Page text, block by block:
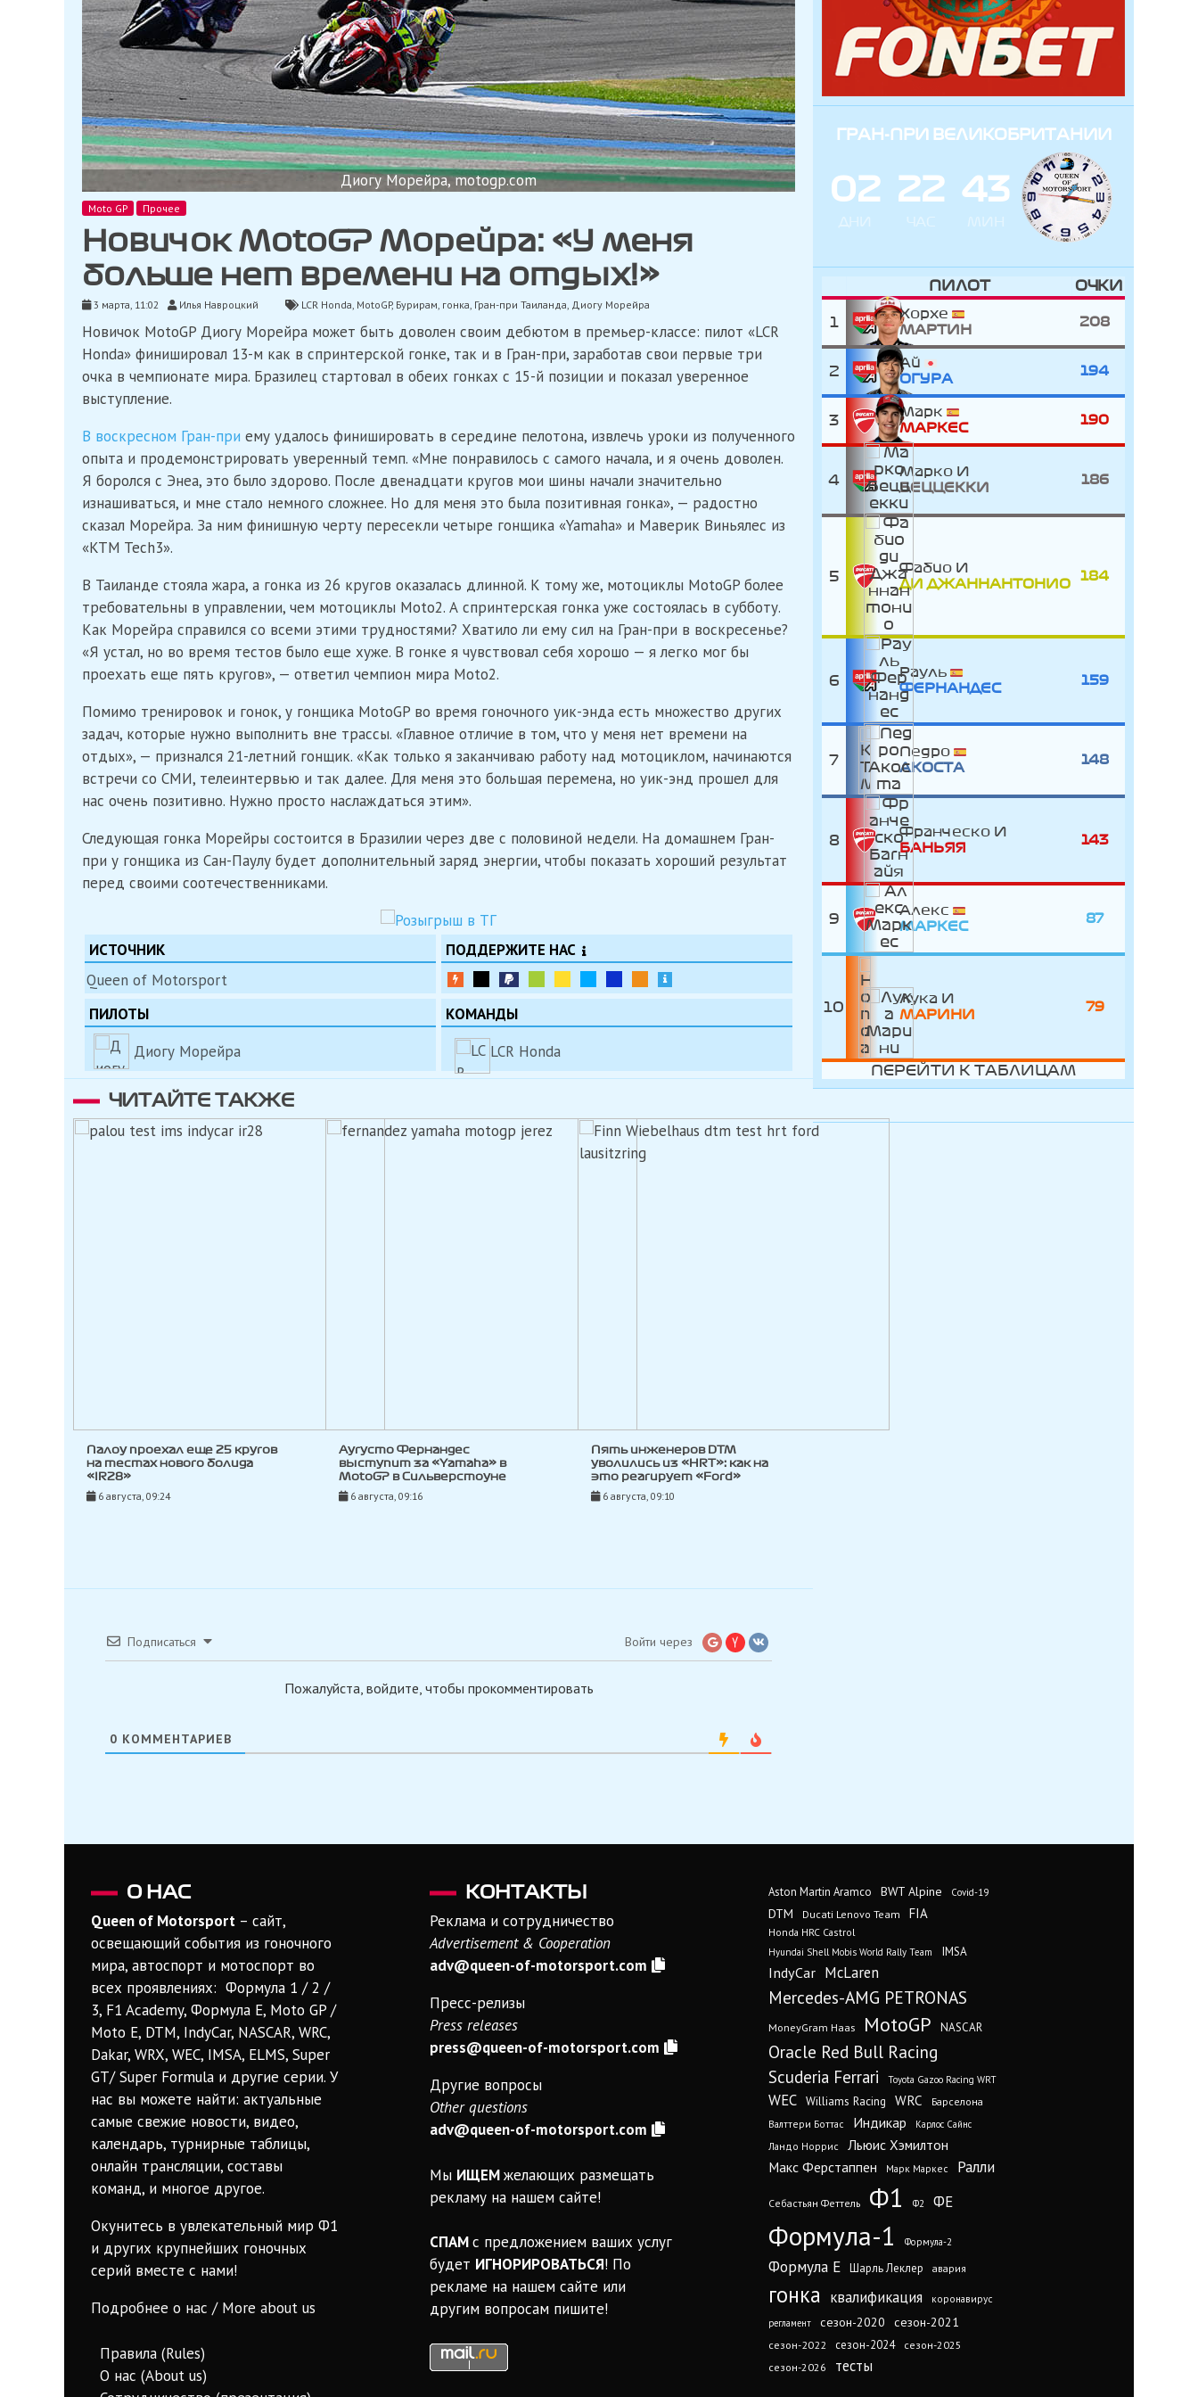
Диогу Морейра, motogp.com
Moto GP Прочее
Новичок MotoGP Морейра: «У меня
больше нет времени на отдых!»
3 марта, 11:02 Илья Навроцкий LCR Honda, MotoGP, Бурирам, гонка, Гран-при Таиланда, Диогу Морейра
Новичок MotoGP Диогу Морейра может быть доволен своим дебютом в премьер-классе: пилот «LCR
Honda» финишировал 13-м как в спринтерской гонке, так и в Гран-при, заработав свои первые три
очка в чемпионате мира. Бразилец стартовал в обеих гонках с 15-й позиции и показал уверенное
выступление.
В воскресном Гран-при ему удалось финишировать в середине пелотона, извлечь уроки из полученного
опыта и продемонстрировать уверенный темп. «Мне понравилось с самого начала, и я очень доволен.
Я боролся с Энеа, это было здорово. После двенадцати кругов мои шины начали значительно
изнашиваться, и мне стало немного сложнее. Но для меня это была позитивная гонка», — радостно
сказал Морейра. За ним финишную черту пересекли четыре гонщика «Yamaha» и Маверик Виньялес из
«KTM Tech3».
В Таиланде стояла жара, а гонка из 26 кругов оказалась длинной. К тому же, мотоциклы MotoGP более
требовательны в управлении, чем мотоциклы Moto2. А спринтерская гонка уже состоялась в субботу.
Как Морейра справился со всеми этими трудностями? Хватило ли ему сил на Гран-при в воскресенье?
«Я устал, но во время тестов было еще хуже. В гонке я чувствовал себя хорошо — я легко мог бы
проехать еще пять кругов», — ответил чемпион мира Moto2.
Помимо тренировок и гонок, у гонщика MotoGP во время гоночного уик-энда есть множество других
задач, которые нужно выполнить вне трассы. «Главное отличие в том, что у меня нет времени на
отдых», — признался 21-летний гонщик. «Как только я заканчиваю работу над мотоциклом, начинаются
встречи со СМИ, телеинтервью и так далее. Для меня это большая перемена, но уик-энд прошел для
нас очень позитивно. Нужно просто наслаждаться этим».
Следующая гонка Морейры состоится в Бразилии через две с половиной недели. На домашнем Гран-
при у гонщика из Сан-Паулу будет дополнительный заряд энергии, чтобы показать хороший результат
перед своими соотечественниками.
ИСТОЧНИК
Queen of Motorsport
ПОДДЕРЖИТЕ НАС
ПИЛОТЫ
Диогу Морейра
КОМАНДЫ
LCR Honda
ЧИТАЙТЕ ТАКЖЕ
Палоу проехал еще 25 кругов
на тестах нового болида
«IR28»
6 августа, 09:24
Аугусто Фернандес
выступит за «Yamaha» в
MotoGP в Сильверстоуне
6 августа, 09:16
Пять инженеров DTM
уволились из «HRT»: как на
это реагирует «Ford»
6 августа, 09:10
Подписаться Войти через
Пожалуйста, войдите, чтобы прокомментировать
0 КОММЕНТАРИЕВ
ГРАН-ПРИ ВЕЛИКОБРИТАНИИ
02
ДНИ
22
ЧАС
43
МИН
ПИЛОТ ОЧКИ
1
Хорхе
МАРТИН
208
2
Ай
ОГУРА
194
3
Марк
МАРКЕС
190
4
Марко
БЕЦЦЕККИ
186
5
Фабио
ДИ ДЖАННАНТОНИО
184
6
Рауль
ФЕРНАНДЕС
159
7
Педро
АКОСТА
148
8
Франческо
БАНЬЯЯ
143
9
Алекс
МАРКЕС
87
10
Лука
МАРИНИ
79
ПЕРЕЙТИ К ТАБЛИЦАМ
О НАС
Queen of Motorsport – сайт,
освещающий события из гоночного
мира, автоспорт и мотоспорт во
всех проявлениях: Формула 1 / 2 /
3, F1 Academy, Формула Е, Moto GP /
Moto E, DTM, IndyCar, NASCAR, WRC,
Dakar, WRX, WEC, IMSA, ELMS, Super
GT/ Super Formula и другие серии. У
нас вы можете найти: актуальные
самые свежие новости, видео,
календарь, турнирные таблицы,
онлайн трансляции, составы
команд, и многое другое.
Окунитесь в увлекательный мир Ф1
и других крупнейших гоночных
серий вместе с нами!
Подробнее о нас / More about us
Правила (Rules)
О нас (About us)
КОНТАКТЫ
Реклама и сотрудничество
Advertisement & Cooperation
adv@queen-of-motorsport.com
Пресс-релизы
Press releases
press@queen-of-motorsport.com
Другие вопросы
Other questions
adv@queen-of-motorsport.com
Мы ИЩЕМжелающих размещать
рекламу на нашем сайте!
СПАМс предложением ваших услуг
будет ИГНОРИРОВАТЬСЯ! По
рекламе на нашем сайте или
другим вопросам пишите!
Aston Martin Aramco BWT Alpine Covid-19
DTM Ducati Lenovo Team FIA
Honda HRC Castrol
Hyundai Shell Mobis World Rally Team IMSA
IndyCar McLaren
Mercedes-AMG PETRONAS
MoneyGram Haas MotoGP NASCAR
Oracle Red Bull Racing
Scuderia Ferrari Toyota Gazoo Racing WRT
WEC Williams Racing WRC
Барселона
Валттери Боттас
Индикар Карлос Сайнс
Ландо Норрис
Льюис Хэмилтон
Макс Ферстаппен
Марк Маркес Ралли
Себастьян Феттель Ф1 Ф2 ФЕ
Формула-1 Формула-2
Формула Е Шарль Леклер авария
гонка квалификация коронавирус
регламент сезон-2020 сезон-2021
сезон-2022 сезон-2024
сезон-2025
сезон-2026
тесты